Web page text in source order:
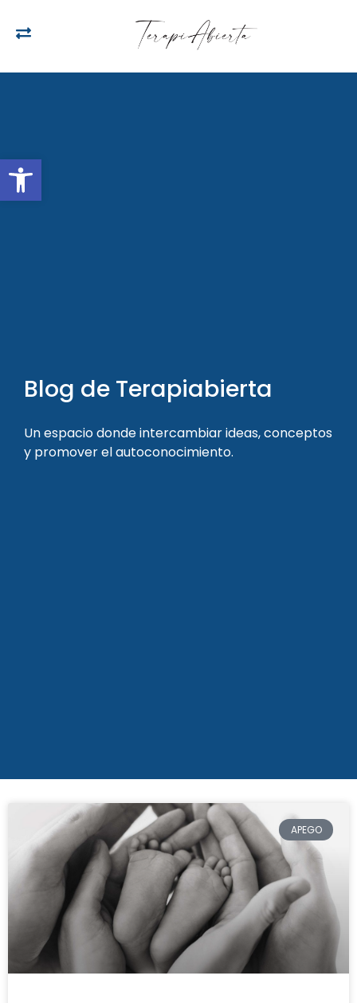
Open toolbar
Blog de Terapiabierta
Un espacio donde intercambiar ideas, conceptos
y promover el autoconocimiento.
APEGO